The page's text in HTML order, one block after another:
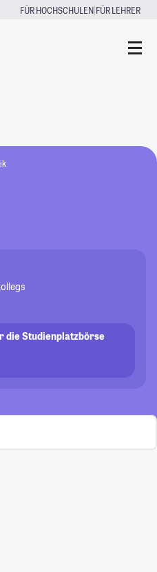
FÜR HOCHSCHULEN|FÜR LEHRER
die Studienplatzbörse